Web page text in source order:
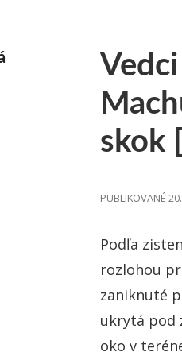
skok
PUBLIKOVANÉ
Podľa
rozlohou
zaniknuté
ukrytá pod
oko v